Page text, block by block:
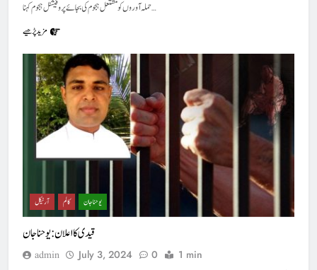
حملہ آوروں کو مشتعل ہجوم کی بجائے پروفیشنل ہجوم کہنا…
مزید پڑھیے
آرٹیکل کالم یوحنا جان
قیدی کا اعلان : یوحناجان
admin July 3, 2024 0 1 min